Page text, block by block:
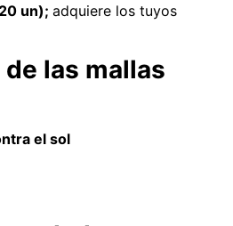
un); adquiere los tuyos
las mallas
el sol